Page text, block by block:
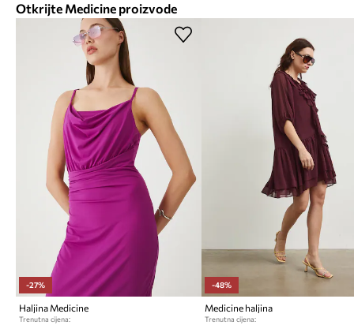
Otkrijte Medicine proizvode
-27%
Haljina Medicine
Trenutna cijena:
-48%
Medicine haljina
Trenutna cijena: